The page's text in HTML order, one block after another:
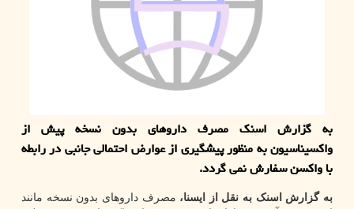
به گزارش اسنک مصرف داروهای بدون نسخه پیش از
واکسیناسیون به منظور پیشگیری از عوارض احتمالی جانبی در رابطه
با واکسن سفارش نمی گردد.
به گزارش اسنک به نقل از ایسنا، مصرف داروهای بدون نسخه مانند